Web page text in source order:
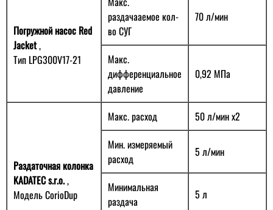
Погружной насос Red
Jacket,
Тип LPG300V17-21
раздачааемое кол-
во СУГ
70 л/мин
Макс.
дифференциальное
давление
0,92 MПa
Раздаточная колонка
KADATEC s.r.o.,
Модель CorioDup
Макс. расход
50 л/мин х2
Мин. измеряемый
расход
5 л/мин
Минимальная
раздача
5 л